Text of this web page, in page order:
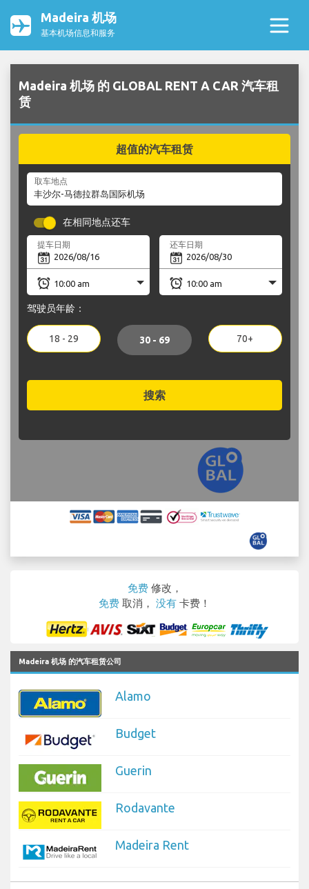
Madeira 机场
基本机场信息和服务
Madeira 机场 的 GLOBAL RENT A CAR 汽车租
赁
超值的汽车租赁
取车地点
在相同地点还车
提车日期 还车日期
驾驶员年龄：
18 - 29 30 - 69 70+
搜索
免费 修改，
免费 取消， 没有 卡费！
Madeira 机场 的汽车租赁公司
Alamo
Budget
Guerin
Rodavante
Madeira Rent